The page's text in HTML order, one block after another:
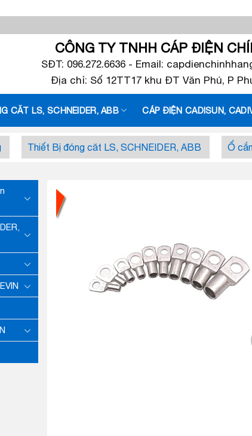
CÔNG TY TNHH CÁP ĐIỆN
SĐT: 096.272.6636 - Email:
Địa chỉ: Số 12TT17 khu ĐT Văn Phú, P
CĂT LS, SCHNEIDER, ABB CÁP ĐIỆN CADISUN,
Thiết Bị đóng căt LS, SCHNEIDER, ABB Ổ